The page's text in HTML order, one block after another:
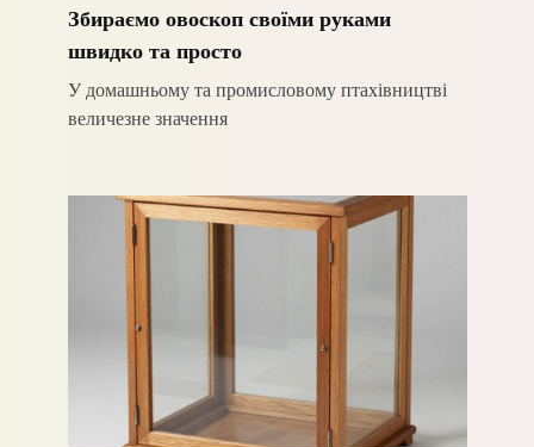
Збираємо овоскоп своїми руками
швидко та просто
У домашньому та промисловому птахівництві
величезне значення